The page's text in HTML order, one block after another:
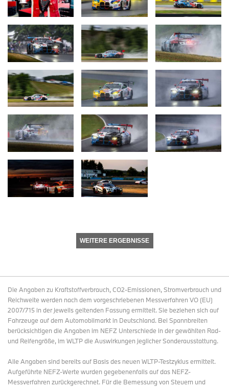
WEITERE ERGEBNISSE
Die Angaben zu Kraftstoffverbrauch, CO2-Emissionen, Stromverbrauch und
Reichweite werden nach dem vorgeschriebenen Messverfahren VO (EU)
2007/715 in der jeweils geltenden Fassung ermittelt. Sie beziehen sich auf
Fahrzeuge auf dem Automobilmarkt in Deutschland. Bei Spannbreiten
berücksichtigen die Angaben im NEFZ Unterschiede in der gewählten Rad-
und Reifengröße, im WLTP die Auswirkungen jeglicher Sonderausstattung.
Alle Angaben sind bereits auf Basis des neuen WLTP-Testzyklus ermittelt.
Aufgeführte NEFZ-Werte wurden gegebenenfalls auf das NEFZ-
Messverfahren zurückgerechnet. Für die Bemessung von Steuern und